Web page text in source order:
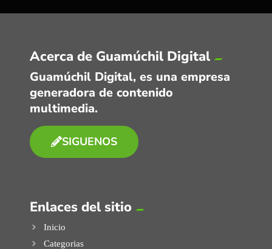
Acerca de Guamúchil Digital
Guamúchil Digital, es una empresa
generadora de contenido
multimedia.
SIGUENOS
Enlaces del sitio
Inicio
Categorias